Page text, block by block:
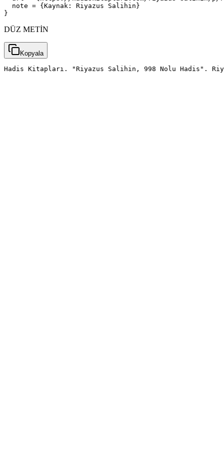
  note = {Kaynak: Riyazus Salihin}
}
DÜZ METİN
Kopyala
Hadis Kitapları. "Riyazus Salihin, 998 Nolu Hadis".